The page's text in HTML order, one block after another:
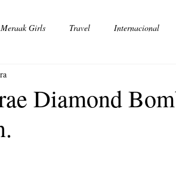
Meraak Girls Travel Internacional
Diamond